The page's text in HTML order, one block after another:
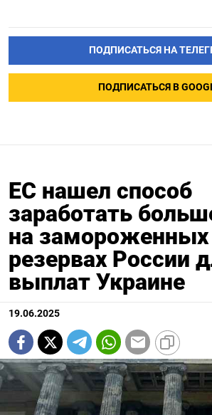
ПОДПИСАТЬСЯ НА
ПОДПИСАТЬСЯ В
ЕС нашел способ
заработать
на замороженных
резервах России
выплат Украине
19.06.2025